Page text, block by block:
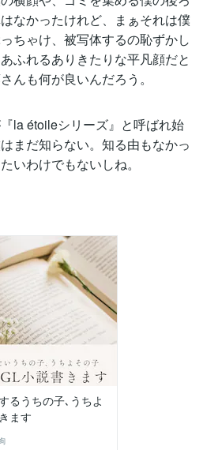
なかったけれど、まぁそれは僕
ちゃけ、被写体するの恥ずかし
ふれるありきたりな平凡顔だと
んも何が良いんだろう。
la étoileシリーズ』と呼ばれ始
まだ知らない。知る由もなかっ
いわけでもないしね。
るうちの子､うちよ
ます